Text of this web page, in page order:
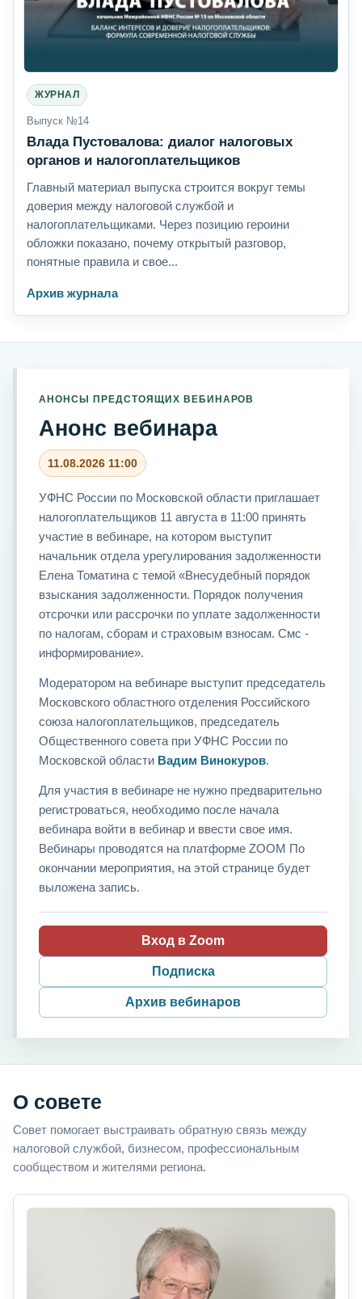
ЖУРНАЛ
Выпуск №14
Влада Пустовалова: диалог налоговых
органов и налогоплательщиков
Главный материал выпуска строится вокруг темы
доверия между налоговой службой и
налогоплательщиками. Через позицию героини
обложки показано, почему открытый разговор,
понятные правила и свое...
Архив журнала
АНОНСЫ ПРЕДСТОЯЩИХ ВЕБИНАРОВ
Анонс вебинара
11.08.2026 11:00
УФНС России по Московской области приглашает
налогоплательщиков 11 августа в 11:00 принять
участие в вебинаре, на котором выступит
начальник отдела урегулирования задолженности
Елена Томатина с темой «Внесудебный порядок
взыскания задолженности. Порядок получения
отсрочки или рассрочки по уплате задолженности
по налогам, сборам и страховым взносам. Смс -
информирование».
Модератором на вебинаре выступит председатель
Московского областного отделения Российского
союза налогоплательщиков, председатель
Общественного совета при УФНС России по
Московской области Вадим Винокуров.
Для участия в вебинаре не нужно предварительно
регистроваться, необходимо после начала
вебинара войти в вебинар и ввести свое имя.
Вебинары проводятся на платформе ZOOM По
окончании мероприятия, на этой странице будет
выложена запись.
Вход в Zoom
Подписка
Архив вебинаров
О совете
Совет помогает выстраивать обратную связь между
налоговой службой, бизнесом, профессиональным
сообществом и жителями региона.